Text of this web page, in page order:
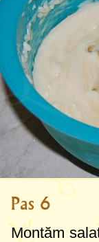
Pas 6
Montăm